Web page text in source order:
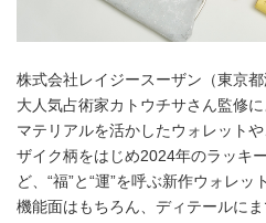
株式会社レイジースーザン（東京
大人気占術家カトウチサさん監修
マテリアルを活かしたウォレット
ザイク柄をはじめ2024年のラッキ
ど、“福”と“運”を呼ぶ新作ウォレ
機能面はもちろん、ディテールに